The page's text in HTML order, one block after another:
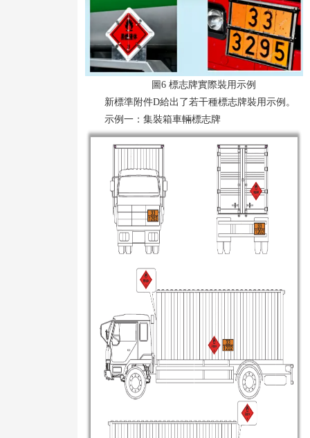
圖6 標志牌實際裝用示例
新標準附件D給出了若干種標志牌裝用示例。
示例一：集裝箱車輛標志牌